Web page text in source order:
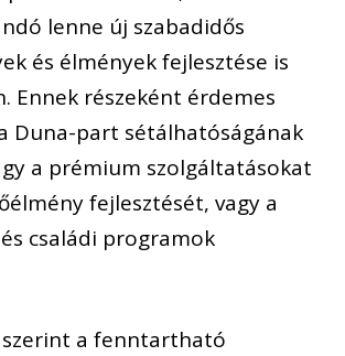
lenne új szabadidős
és élmények fejlesztése is
Ennek részeként érdemes
Duna-part sétálhatóságának
a prémium szolgáltatásokat
fejlesztését, vagy a
családi programok
szerint a fenntartható